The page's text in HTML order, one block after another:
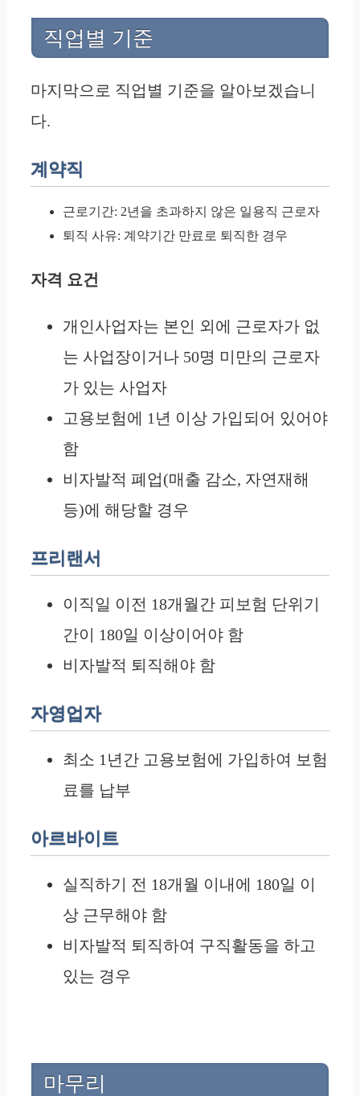
직업별 기준
마지막으로 직업별 기준을 알아보겠습니
다.
계약직
근로기간: 2년을 초과하지 않은 일용직 근로자
퇴직 사유: 계약기간 만료로 퇴직한 경우
자격 요건
개인사업자는 본인 외에 근로자가 없
는 사업장이거나 50명 미만의 근로자
가 있는 사업자
고용보험에 1년 이상 가입되어 있어야
함
비자발적 폐업(매출 감소, 자연재해
등)에 해당할 경우
프리랜서
이직일 이전 18개월간 피보험 단위기
간이 180일 이상이어야 함
비자발적 퇴직해야 함
자영업자
최소 1년간 고용보험에 가입하여 보험
료를 납부
아르바이트
실직하기 전 18개월 이내에 180일 이
상 근무해야 함
비자발적 퇴직하여 구직활동을 하고
있는 경우
마무리